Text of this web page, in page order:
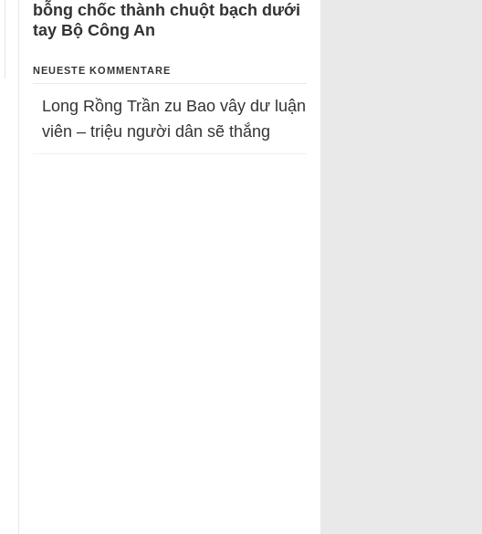
bỗng chốc thành chuột bạch dưới
tay Bộ Công An
NEUESTE KOMMENTARE
Long Rồng Trần zu Bao vây dư luận
viên – triệu người dân sẽ thắng